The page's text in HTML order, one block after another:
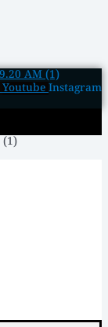
Youtube Instagram